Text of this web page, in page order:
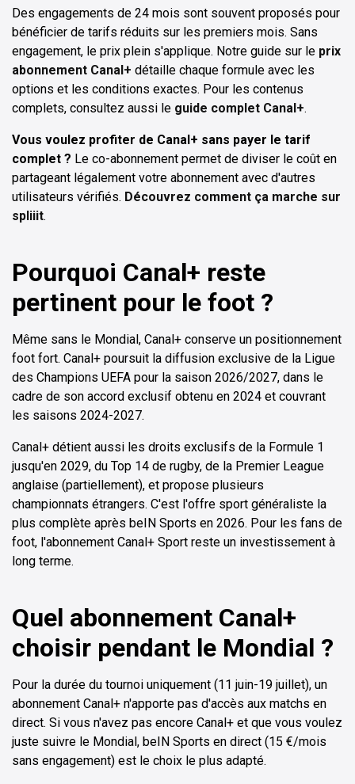
Des engagements de 24 mois sont souvent proposés pour
bénéficier de tarifs réduits sur les premiers mois. Sans
engagement, le prix plein s'applique. Notre guide sur le prix
abonnement Canal+ détaille chaque formule avec les
options et les conditions exactes. Pour les contenus
complets, consultez aussi le guide complet Canal+.
Vous voulez profiter de Canal+ sans payer le tarif
complet ? Le co-abonnement permet de diviser le coût en
partageant légalement votre abonnement avec d'autres
utilisateurs vérifiés. Découvrez comment ça marche sur
spliiit.
Pourquoi Canal+ reste
pertinent pour le foot ?
Même sans le Mondial, Canal+ conserve un positionnement
foot fort. Canal+ poursuit la diffusion exclusive de la Ligue
des Champions UEFA pour la saison 2026/2027, dans le
cadre de son accord exclusif obtenu en 2024 et couvrant
les saisons 2024-2027.
Canal+ détient aussi les droits exclusifs de la Formule 1
jusqu'en 2029, du Top 14 de rugby, de la Premier League
anglaise (partiellement), et propose plusieurs
championnats étrangers. C'est l'offre sport généraliste la
plus complète après beIN Sports en 2026. Pour les fans de
foot, l'abonnement Canal+ Sport reste un investissement à
long terme.
Quel abonnement Canal+
choisir pendant le Mondial ?
Pour la durée du tournoi uniquement (11 juin-19 juillet), un
abonnement Canal+ n'apporte pas d'accès aux matchs en
direct. Si vous n'avez pas encore Canal+ et que vous voulez
juste suivre le Mondial, beIN Sports en direct (15 €/mois
sans engagement) est le choix le plus adapté.